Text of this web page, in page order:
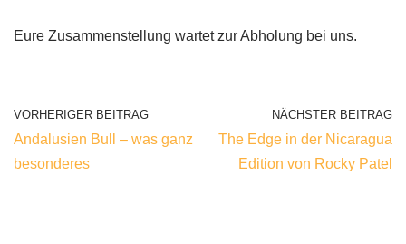
Eure Zusammenstellung wartet zur Abholung bei uns.
VORHERIGER BEITRAG
Andalusien Bull – was ganz
besonderes
NÄCHSTER BEITRAG
The Edge in der Nicaragua
Edition von Rocky Patel